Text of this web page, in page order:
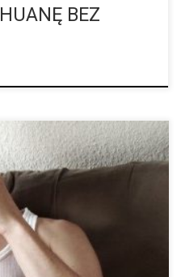
BEZ
Stanów Zjednoczonych
palą cannabis najczęściej są
alkohol oraz tytoń. Tak zwane
[…]